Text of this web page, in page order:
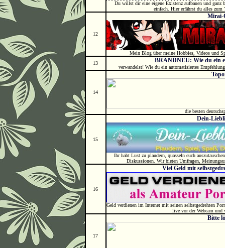
Du willst dir eine eigene Existenz aufbauen und ganz
einfach. Hier erfährst du alles zum
12
Mirai-
Mein Blog über meine Hobbies, Videos und
13
BRANDNEU: Wie du ein
verwandelst! Wie du ein automatisiertes
14
die besten
15
Dein-
Ihr habt Lust zu plaudern, quasseln euch
Diskussionen. Wir bieten Umfragen,
16
Viel Geld mit
Geld verdienen im Internet mit seinen selbstgedrehten
live vor der Webcam und
17
Bitte